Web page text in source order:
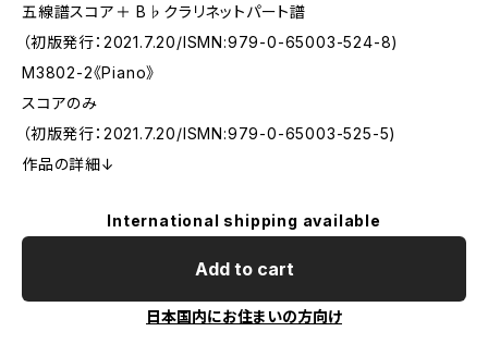
五線譜スコア＋ B♭クラリネットパート譜
（初版発行：2021.7.20/ISMN:979-0-65003-524-8)
M3802-2《Piano》
スコアのみ
（初版発行：2021.7.20/ISMN:979-0-65003-525-5)
作品の詳細↓
International shipping available
Add to cart
日本国内にお住まいの方向け